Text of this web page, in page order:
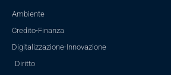
Ambiente
Credito-Finanza
Digitalizzazione-Innovazione
Diritto